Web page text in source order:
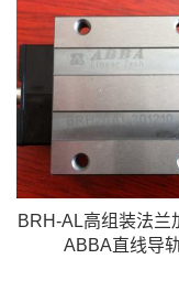
BRH-AL高组装法兰
ABBA直线导